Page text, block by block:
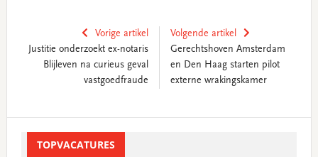
Vorige artikel
Justitie onderzoekt ex-notaris
Blijleven na curieus geval
vastgoedfraude
Volgende artikel
Gerechtshoven Amsterdam
en Den Haag starten pilot
externe wrakingskamer
SidebarTOPVACATURES